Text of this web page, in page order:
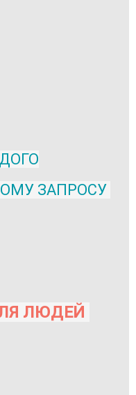
ЗАПРОСУ
ЛЮДЕЙ